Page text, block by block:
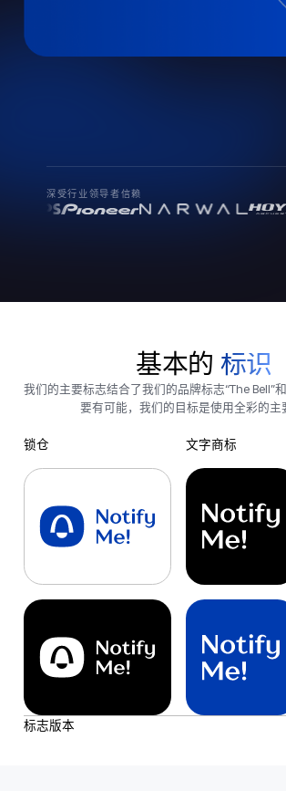
深受行业领导者信赖
基本的 标识
我们的主要标志结合了我们的品牌标志“The Bell”
要有可能，我们的目标是使用全彩的主
锁仓 文字商标
标志版本